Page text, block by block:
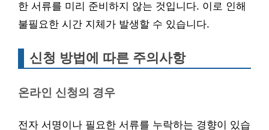
한 서류를 미리 준비하지 않는 것입니다. 이로 인해
불필요한 시간 지체가 발생할 수 있습니다.
신청 방법에 따른 주의사항
온라인 신청의 경우
전자 서명이나 필요한 서류를 누락하는 경향이 있습